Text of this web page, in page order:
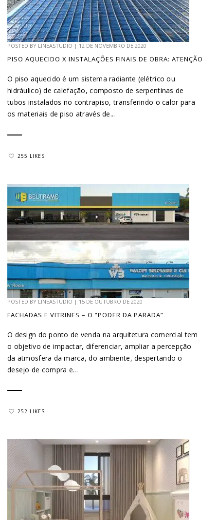
POSTED BY LINEASTUDIO | 12 DE NOVEMBRO DE 2020
PISO AQUECIDO X INSTALAÇÕES FINAIS DE OBRA: ATENÇÃO
O piso aquecido é um sistema radiante (elétrico ou
hidráulico) de calefação, composto de serpentinas de
tubos instalados no contrapiso, transferindo o calor para
os materiais de piso através de...
255 LIKES
POSTED BY LINEASTUDIO | 15 DE OUTUBRO DE 2020
FACHADAS E VITRINES – O “PODER DA PARADA”
O design do ponto de venda na arquitetura comercial tem
o objetivo de impactar, diferenciar, ampliar a percepção
da atmosfera da marca, do ambiente, despertando o
desejo de compra e...
252 LIKES